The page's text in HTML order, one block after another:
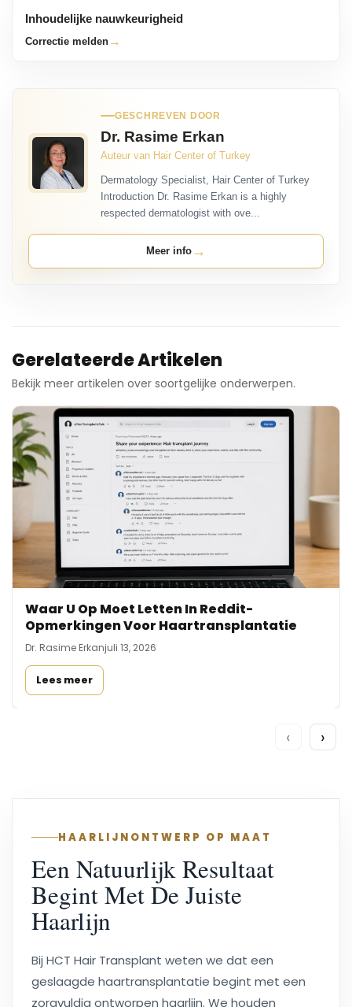
Inhoudelijke nauwkeurigheid
Correctie melden →
GESCHREVEN DOOR
Dr. Rasime Erkan
Auteur van Hair Center of Turkey
Dermatology Specialist, Hair Center of Turkey
Introduction Dr. Rasime Erkan is a highly
respected dermatologist with ove...
Meer info →
Gerelateerde Artikelen
Bekijk meer artikelen over soortgelijke onderwerpen.
Waar U Op Moet Letten In Reddit-
Opmerkingen Voor Haartransplantatie
Dr. Rasime Erkanjuli 13, 2026
Lees meer
‹ ›
HAARLIJNONTWERP OP MAAT
Een Natuurlijk Resultaat
Begint Met De Juiste
Haarlijn
Bij HCT Hair Transplant weten we dat een
geslaagde haartransplantatie begint met een
zorgvuldig ontworpen haarlijn. We houden